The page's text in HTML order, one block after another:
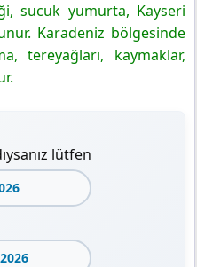
sucuk yumurta, Kayseri
Karadeniz bölgesinde
tereyağları, kaymaklar,
lütfen